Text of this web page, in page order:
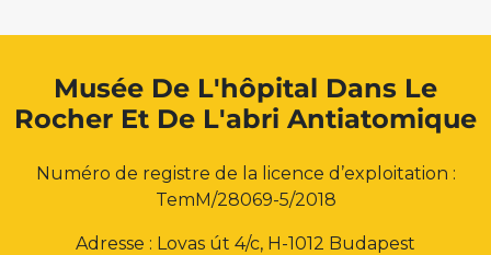
Musée De L'hôpital Dans Le
Rocher Et De L'abri Antiatomique
Numéro de registre de la licence d’exploitation :
TemM/28069-5/2018
Adresse : Lovas út 4/c, H-1012 Budapest